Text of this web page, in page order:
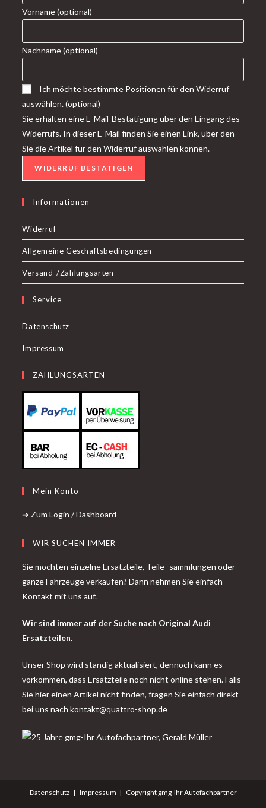
Vorname(optional)
Nachname(optional)
Ich möchte bestimmte Positionen für den Widerruf
auswählen.(optional)
Sie erhalten eine E-Mail-Bestätigung über den Eingang des
Widerrufs. In dieser E-Mail finden Sie einen Link, über den
Sie die Artikel für den Widerruf auswählen können.
WIDERRUF BESTÄTIGEN
Informationen
Widerruf
Allgemeine Geschäftsbedingungen
Versand-/Zahlungsarten
Service
Datenschutz
Impressum
ZAHLUNGSARTEN
Mein Konto
➔ Zum Login / Dashboard
WIR SUCHEN IMMER
Sie möchten einzelne Ersatzteile, Teile- sammlungen oder
ganze Fahrzeuge verkaufen? Dann nehmen Sie einfach
Kontakt mit uns auf.
Wir sind immer auf der Suche nach Original Audi
Ersatzteilen.
Unser Shop wird ständig aktualisiert, dennoch kann es
vorkommen, dass Ersatzteile noch nicht online stehen. Falls
Sie hier einen Artikel nicht finden, fragen Sie einfach direkt
bei uns nachkontakt@quattro-shop.de
Datenschutz Impressum Copyright gmg-Ihr Autofachpartner